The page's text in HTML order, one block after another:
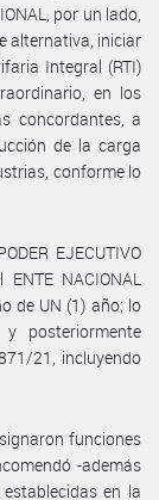
por un lado,
alternativa, iniciar
Integral (RTI)
en los
concordantes, a
de la carga
conforme lo
EJECUTIVO
NACIONAL
de UN (1) año; lo
posteriormente
21, incluyendo
funciones
-además
en la